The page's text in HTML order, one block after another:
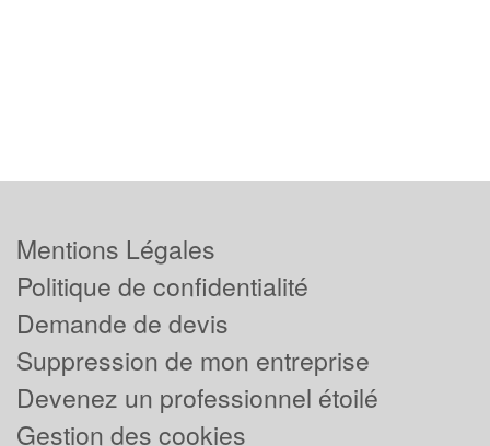
Mentions Légales
Politique de confidentialité
Demande de devis
Suppression de mon entreprise
Devenez un professionnel étoilé
Gestion des cookies